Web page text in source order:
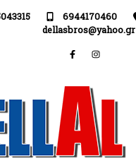
6944170460
dellasbros@yahoo.gr